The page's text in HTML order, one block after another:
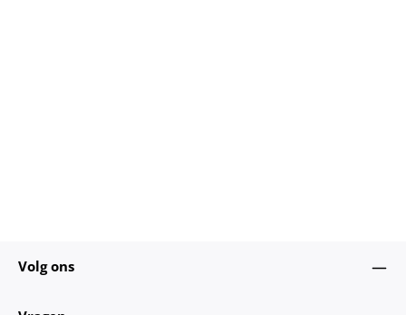
Volg ons